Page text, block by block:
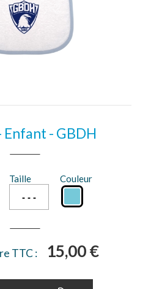
Enfant - GBDH
Taille Couleur
TTC : 15,00 €